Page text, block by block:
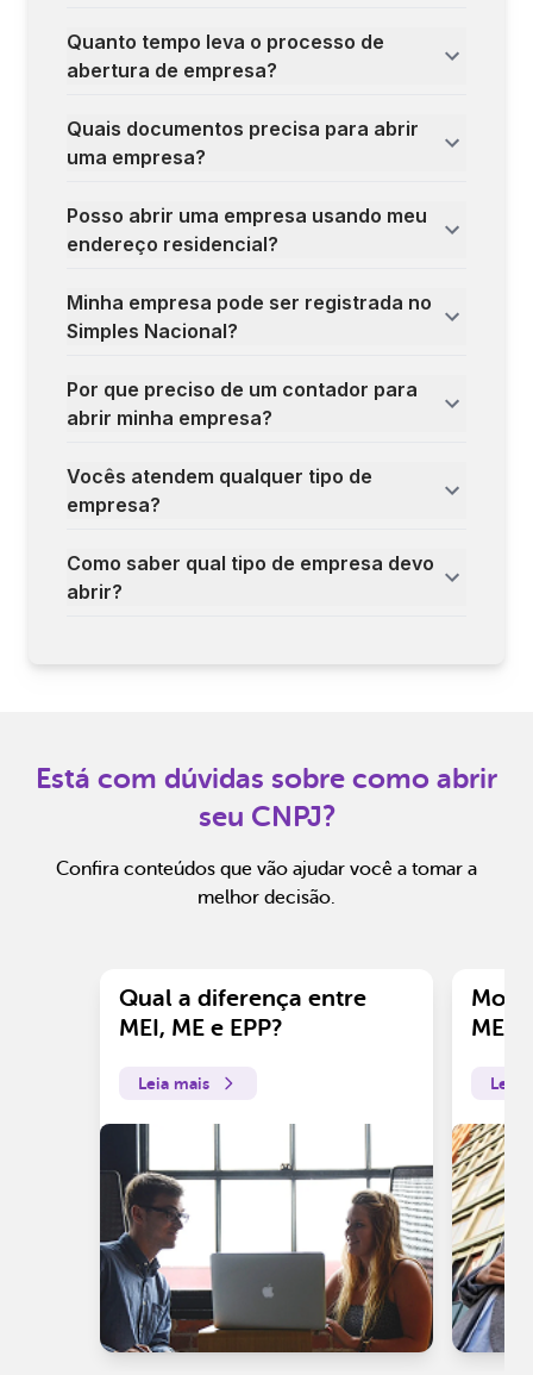
Quanto tempo leva o processo de
abertura de empresa?
Quais documentos precisa para abrir
uma empresa?
Posso abrir uma empresa usando meu
endereço residencial?
Minha empresa pode ser registrada no
Simples Nacional?
Por que preciso de um contador para
abrir minha empresa?
Vocês atendem qualquer tipo de
empresa?
Como saber qual tipo de empresa devo
abrir?
Está com dúvidas sobre como abrir
seu CNPJ?
Confira conteúdos que vão ajudar você a tomar a
melhor decisão.
Qual a diferença entre
MEI, ME e EPP?
Leia mais
ME?
Leia